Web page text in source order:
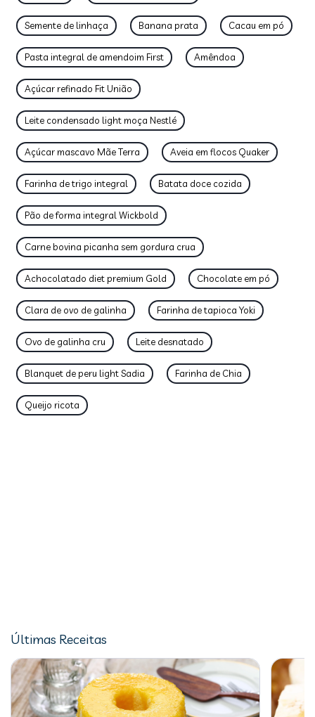
Semente de linhaça Banana prata Cacau em pó
Pasta integral de amendoim First Amêndoa
Açúcar refinado Fit União
Leite condensado light moça Nestlé
Açúcar mascavo Mãe Terra Aveia em flocos Quaker
Farinha de trigo integral Batata doce cozida
Pão de forma integral Wickbold
Carne bovina picanha sem gordura crua
Achocolatado diet premium Gold Chocolate em pó
Clara de ovo de galinha Farinha de tapioca Yoki
Ovo de galinha cru Leite desnatado
Blanquet de peru light Sadia Farinha de Chia
Queijo ricota
Últimas Receitas